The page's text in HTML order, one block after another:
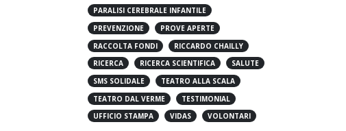
NON PROFIT
NUMERO SOLIDALE
PARALISI CEREBRALE INFANTILE
PREVENZIONE
PROVE APERTE
RACCOLTA FONDI
RICCARDO CHAILLY
RICERCA
RICERCA SCIENTIFICA
SALUTE
SMS SOLIDALE
TEATRO ALLA SCALA
TEATRO DAL VERME
TESTIMONIAL